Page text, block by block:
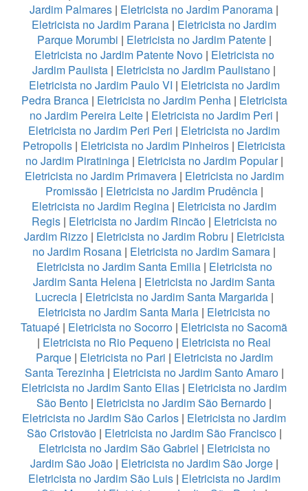
Jardim Palmares | Eletricista no Jardim Panorama |
Eletricista no Jardim Parana | Eletricista no Jardim
Parque Morumbi | Eletricista no Jardim Patente|
Eletricista no Jardim Patente Novo| Eletricista no
Jardim Paulista | Eletricista no Jardim Paulistano |
Eletricista no Jardim Paulo VI | Eletricista no Jardim
Pedra Branca| Eletricista no Jardim Penha| Eletricista
no Jardim Pereira Leite | Eletricista no Jardim Peri |
Eletricista no Jardim Peri Peri | Eletricista no Jardim
Petropolis | Eletricista no Jardim Pinheiros | Eletricista
no Jardim Piratininga| Eletricista no Jardim Popular|
Eletricista no Jardim Primavera| Eletricista no Jardim
Promissão| Eletricista no Jardim Prudência|
Eletricista no Jardim Regina | Eletricista no Jardim
Regis| Eletricista no Jardim Rincão| Eletricista no
Jardim Rizzo| Eletricista no Jardim Robru | Eletricista
no Jardim Rosana | Eletricista no Jardim Samara |
Eletricista no Jardim Santa Emilia| Eletricista no
Jardim Santa Helena | Eletricista no Jardim Santa
Lucrecia| Eletricista no Jardim Santa Margarida|
Eletricista no Jardim Santa Maria | Eletricista no
Tatuapé | Eletricista no Socorro | Eletricista no Sacomã
| Eletricista no Rio Pequeno | Eletricista no Real
Parque| Eletricista no Pari | Eletricista no Jardim
Santa Terezinha| Eletricista no Jardim Santo Amaro|
Eletricista no Jardim Santo Elias | Eletricista no Jardim
São Bento | Eletricista no Jardim São Bernardo |
Eletricista no Jardim São Carlos | Eletricista no Jardim
São Cristovão| Eletricista no Jardim São Francisco|
Eletricista no Jardim São Gabriel | Eletricista no
Jardim São João| Eletricista no Jardim São Jorge|
Eletricista no Jardim São Luis| Eletricista no Jardim